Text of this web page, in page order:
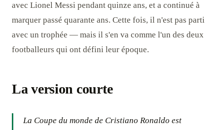
avec Lionel Messi pendant quinze ans, et a continué à
marquer passé quarante ans. Cette fois, il n'est pas parti
avec un trophée — mais il s'en va comme l'un des deux
footballeurs qui ont défini leur époque.
La version courte
La Coupe du monde de Cristiano Ronaldo est